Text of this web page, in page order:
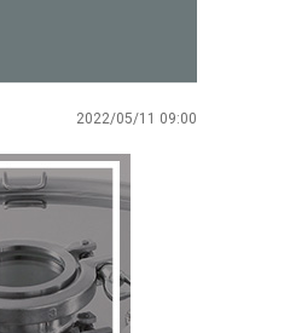
2022/05/11 09:00